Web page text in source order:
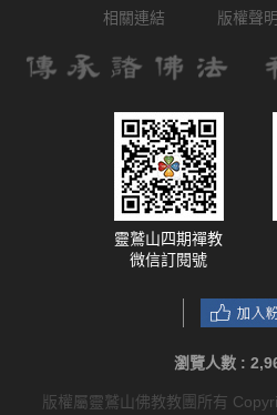
相關連結
版權聲明
靈鷲山四期禪教
微信訂閱號
瀏覽人數 :
版權屬靈鷲山佛教教團所有